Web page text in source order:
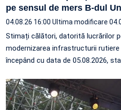
pe sensul de mers B-dul
04.08.26 16:00 Ultima modificare
Stimați călători, datorită lucrărilor
modernizarea infrastructurii rutiere
începând cu data de 05.08.2026,